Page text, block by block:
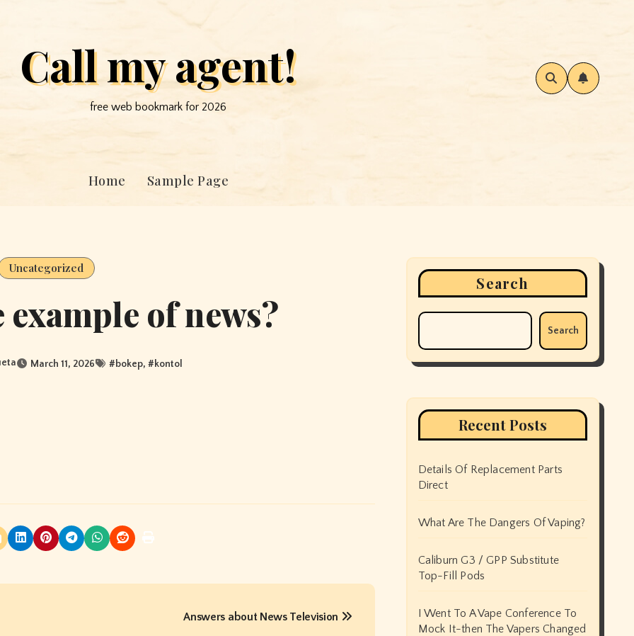
Call my agent!
free web bookmark for 2026
Home Sample Page
Uncategorized
of news?
March 11, 2026 #bokep, #kontol
Answers about News Television
Search
Search
Recent Posts
Details Of Replacement Parts
Direct
What Are The Dangers Of Vaping?
Caliburn G3 / GPP Substitute
Top-Fill Pods
I Went To A Vape Conference To
Mock It-then The Vapers Changed